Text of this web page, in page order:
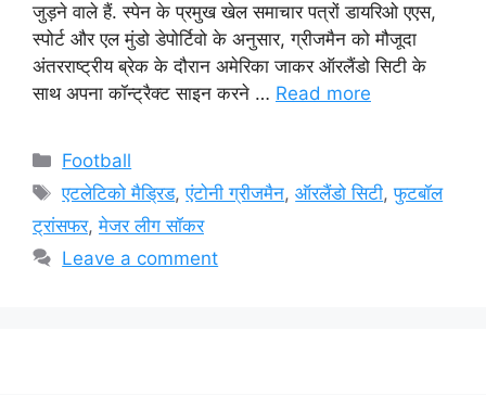
जुड़ने वाले हैं. स्पेन के प्रमुख खेल समाचार पत्रों डायरिओ एएस,
स्पोर्ट और एल मुंडो डेपोर्टिवो के अनुसार, ग्रीजमैन को मौजूदा
अंतरराष्ट्रीय ब्रेक के दौरान अमेरिका जाकर ऑरलैंडो सिटी के
साथ अपना कॉन्ट्रैक्ट साइन करने … Read more
Categories
Football
Tags
एटलेटिको मैड्रिड,एंटोनी ग्रीजमैन,ऑरलैंडो सिटी,फुटबॉल
ट्रांसफर,मेजर लीग सॉकर
Leave a comment